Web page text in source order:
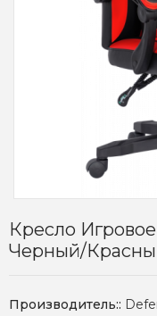
Кресло
Черный/
Производитель::